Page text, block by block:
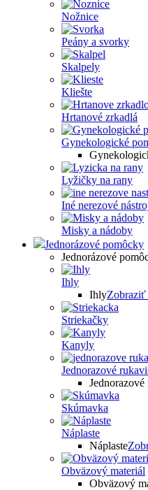
Nožnice
Peány a svorky
Skalpely
Kliešte
Hrtanové zrkadlá
Gynekologické
Lyžičky na rany
Iné nerezové
Misky a nádoby
Jednorázové pomôcky
Jednorázové
Ihly
IhlyZobraziť
Striekačky
Kanyly
Jednorazové
Skúmavka
Náplaste
Náplaste
Obväzový materiál
Obväzový